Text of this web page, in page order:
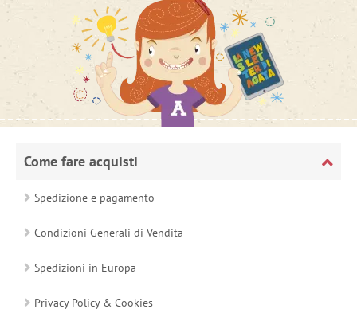
Come fare acquisti
Spedizione e pagamento
Condizioni Generali di Vendita
Spedizioni in Europa
Privacy Policy & Cookies